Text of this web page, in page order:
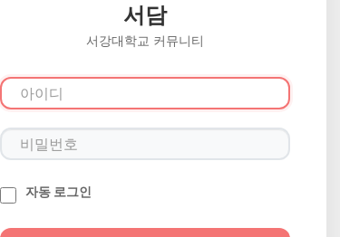
서담
서강대학교 커뮤니티
자동 로그인